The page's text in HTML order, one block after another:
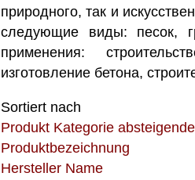
природного, так и
следующие виды: песок,
применения:
изготовление бетона,
Sortiert nach
Produkt Kategorie
Produktbezeichnung
Hersteller Name